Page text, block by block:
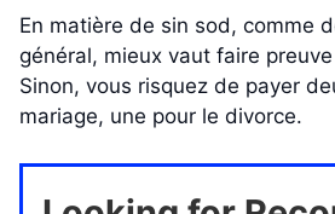
En matière de sin sod, comme
général, mieux vaut faire
Sinon, vous risquez de payer
mariage, une pour le divorce.